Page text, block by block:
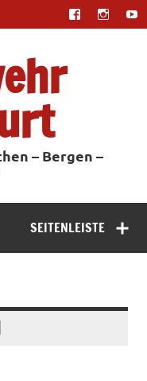
– Bergen –
SEITENLEISTE